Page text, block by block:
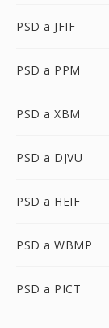
PSD a JFIF
PSD a PPM
PSD a XBM
PSD a DJVU
PSD a HEIF
PSD a WBMP
PSD a PICT